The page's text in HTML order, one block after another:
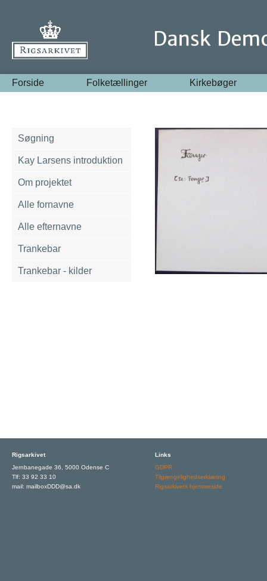
Forside Folketællinger Kirkebøger
Søgning
Kay Larsens introduktion
Om projektet
Alle fornavne
Alle efternavne
Trankebar
Trankebar - kilder
Rigsarkivet
Jernbanegade 36, 5000 Odense C
Tlf: 33 92 33 10
mail: mailboxDDD@sa.dk
Links
GDPR
Tilgængelighedserklæring
Rigsarkivets hjemmeside